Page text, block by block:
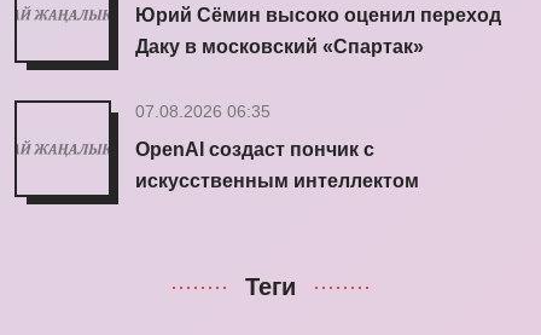
Юрий Сёмин высоко оценил переход
Даку в московский «Спартак»
07.08.2026 06:35
OpenAI создаст пончик с
искусственным интеллектом
Теги